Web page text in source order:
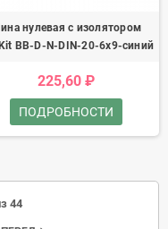
нулевая с изолятором
BB-D-N-DIN-20-6х9-синий
225,60 ₽
ПОДРОБНОСТИ
44